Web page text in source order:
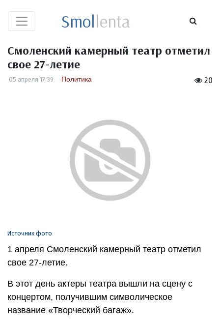
Smollenta
Смоленский камерный театр отметил
свое 27-летие
20
05 апреля 17:39 Политика
Источник фото
1 апреля Смоленский камерный театр отметил
свое 27-летие.
В этот день актеры театра вышли на сцену с
концертом, получившим символическое
название «Творческий багаж».